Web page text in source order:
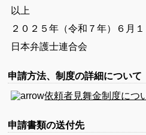
以上
２０２５年（令和７年）６月１
日本弁護士連合会
申請方法、制度の詳細について
依頼者見舞金制度につ
申請書類の送付先